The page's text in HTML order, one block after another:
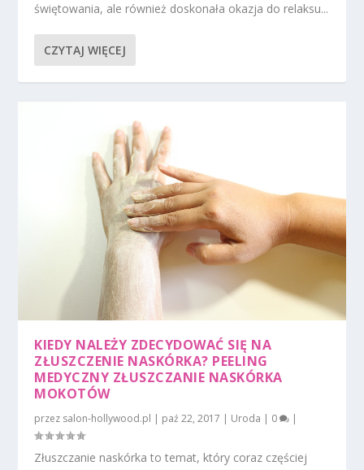
świętowania, ale również doskonała okazja do relaksu...
CZYTAJ WIĘCEJ
KIEDY NALEŻY ZDECYDOWAĆ SIĘ NA
ZŁUSZCZENIE NASKÓRKA? PEELING
MEDYCZNY ZŁUSZCZANIE NASKÓRKA
MOKOTÓW
przez salon-hollywood.pl | paź 22, 2017 | Uroda | 0 |
Złuszczanie naskórka to temat, który coraz częściej